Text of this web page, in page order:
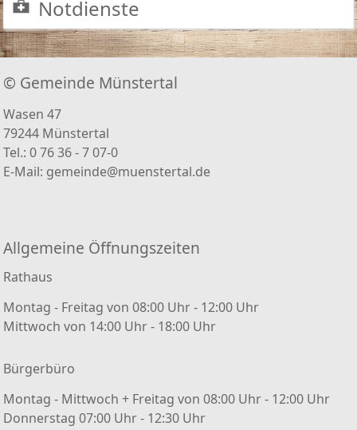
Notdienste
© Gemeinde Münstertal
Wasen 47
79244 Münstertal
Tel.: 0 76 36 - 7 07-0
E-Mail: gemeinde@muenstertal.de
Allgemeine Öffnungszeiten
Rathaus
Montag - Freitag von 08:00 Uhr - 12:00 Uhr
Mittwoch von 14:00 Uhr - 18:00 Uhr
Bürgerbüro
Montag - Mittwoch + Freitag von 08:00 Uhr - 12:00 Uhr
Donnerstag 07:00 Uhr - 12:30 Uhr